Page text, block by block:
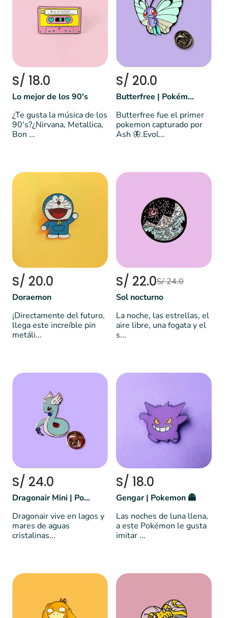
S/ 18.0
Lo mejor de los 90's
¿Te gusta la música de los
90's?¿Nirvana, Metallica,
Bon ...
S/ 20.0
Butterfree | Pokémon Mariposa
Butterfree fue el primer
pokemon capturado por
Ash 🦋.Evol...
S/ 20.0
Doraemon
¡Directamente del futuro,
llega este increíble pin
metáli...
S/ 22.0S/ 24.0
Sol nocturno
La noche, las estrellas, el
aire libre, una fogata y el
s...
S/ 24.0
Dragonair Mini | Pokemon
Dragonair vive en lagos y
mares de aguas
cristalinas...
S/ 18.0
Gengar | Pokemon 👻
Las noches de luna llena,
a este Pokémon le gusta
imitar ...